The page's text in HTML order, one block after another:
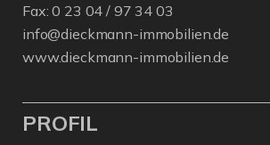
Fax: 0 23 04 / 97 34 03
info@dieckmann-immobilien.de
www.dieckmann-immobilien.de
PROFIL